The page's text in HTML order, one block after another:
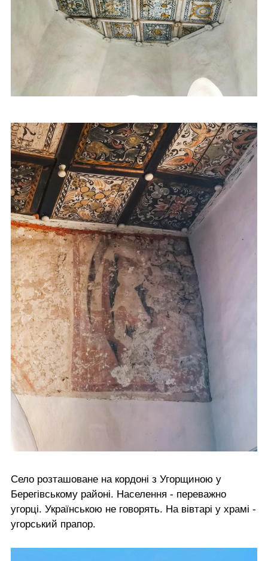
Село розташоване на кордоні з Угорщиною у
Берегівському районі. Населення - переважно
угорці. Українською не говорять. На вівтарі у храмі -
угорський прапор.